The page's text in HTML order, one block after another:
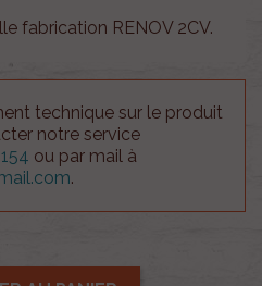
fabrication RENOV 2CV.
technique sur le produit
notre service
ou par mail à
.